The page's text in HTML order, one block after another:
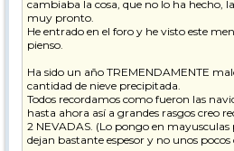
cambiaba la cosa, que no lo ha hecho,
muy pronto.
He entrado en el foro y he visto este
pienso.
Ha sido un año TREMENDAMENTE
cantidad de nieve precipitada.
Todos recordamos como fueron las
hasta ahora así a grandes rasgos creo
2 NEVADAS. (Lo pongo en mayusculas
dejan bastante espesor y no unos pocos